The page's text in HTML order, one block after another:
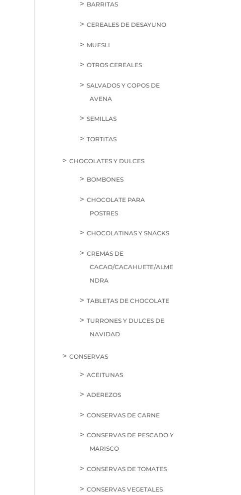
BARRITAS
CEREALES DE DESAYUNO
MUESLI
OTROS CEREALES
SALVADOS Y COPOS DE
AVENA
SEMILLAS
TORTITAS
CHOCOLATES Y DULCES
BOMBONES
CHOCOLATE PARA
POSTRES
CHOCOLATINAS Y SNACKS
CREMAS DE
CACAO/CACAHUETE/ALME
NDRA
TABLETAS DE CHOCOLATE
TURRONES Y DULCES DE
NAVIDAD
CONSERVAS
ACEITUNAS
ADEREZOS
CONSERVAS DE CARNE
CONSERVAS DE PESCADO Y
MARISCO
CONSERVAS DE TOMATES
CONSERVAS VEGETALES